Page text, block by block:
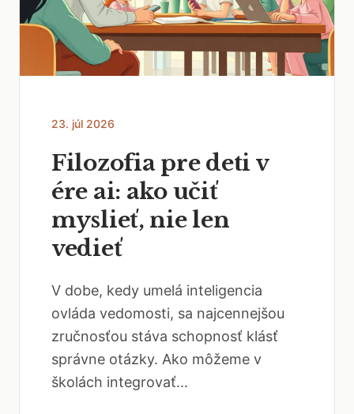
23. júl 2026
Filozofia pre deti v
ére ai: ako učiť
myslieť, nie len
vedieť
V dobe, kedy umelá inteligencia
ovláda vedomosti, sa najcennejšou
zručnosťou stáva schopnosť klásť
správne otázky. Ako môžeme v
školách integrovať...